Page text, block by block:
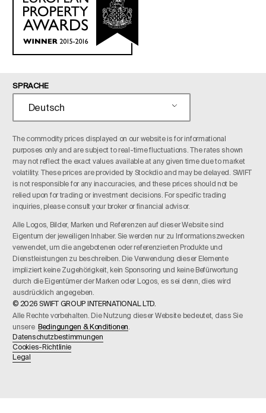
SPRACHE
Deutsch
The commodity prices displayed on our website is for informational
purposes only and are subject to real-time fluctuations. The rates shown
may not reflect the exact values available at any given time due to market
volatility. These prices are provided by Stockdio and may be delayed. SWIFT
is not responsible for any inaccuracies, and these prices should not be
relied upon for trading or investment decisions. For specific trading
inquiries, please consult your broker or financial advisor.
Alle Logos, Bilder, Marken und Referenzen auf dieser Website sind
Eigentum der jeweiligen Inhaber. Sie werden nur zu Informationszwecken
verwendet, um die angebotenen oder referenzierten Produkte und
Dienstleistungen zu beschreiben. Die Verwendung dieser Elemente
impliziert keine Zugehörigkeit, kein Sponsoring und keine Befürwortung
durch die Eigentümer der Marken oder Logos, es sei denn, dies wird
ausdrücklich angegeben.
© 2026 SWIFT GROUP INTERNATIONAL LTD.
Alle Rechte vorbehalten. Die Nutzung dieser Website bedeutet, dass Sie
unsere Bedingungen & Konditionen
Datenschutzbestimmungen
Cookies-Richtlinie
Legal